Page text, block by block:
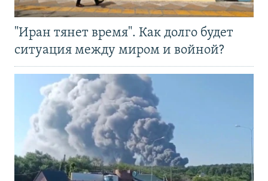
"Иран тянет время". Как долго будет
ситуация между миром и войной?